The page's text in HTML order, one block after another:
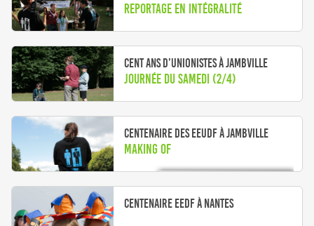
Reportage en intégralité
Cent ans d’Unionistes à Jambville
Journée du Samedi (2/4)
Centenaire des EEUDF à Jambville
Making OF
Centenaire EEDF à Nantes